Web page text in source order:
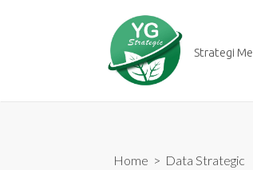
Strategi
Home > Data Strategic